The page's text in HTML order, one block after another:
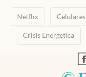
Netflix Celulares
Crisis Energetica